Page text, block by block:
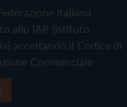
Italiana
allo IAP (Istituto
accettando il Codice di
Commerciale